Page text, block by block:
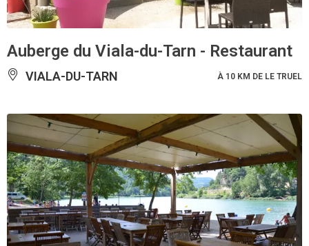
Auberge du Viala-du-Tarn - Restaurant
VIALA-DU-TARN À 10 KM DE LE TRUEL